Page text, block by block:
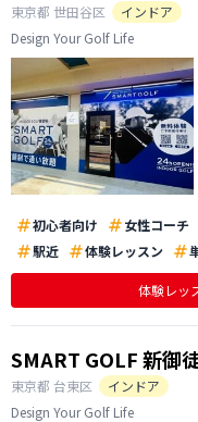
東京都 世田谷区
インドア
Design Your Golf Life
初心者向け
女性コーチ
駅近
体験レッスン
体験レッ
SMART GOLF 新御
東京都 台東区
インドア
Design Your Golf Life